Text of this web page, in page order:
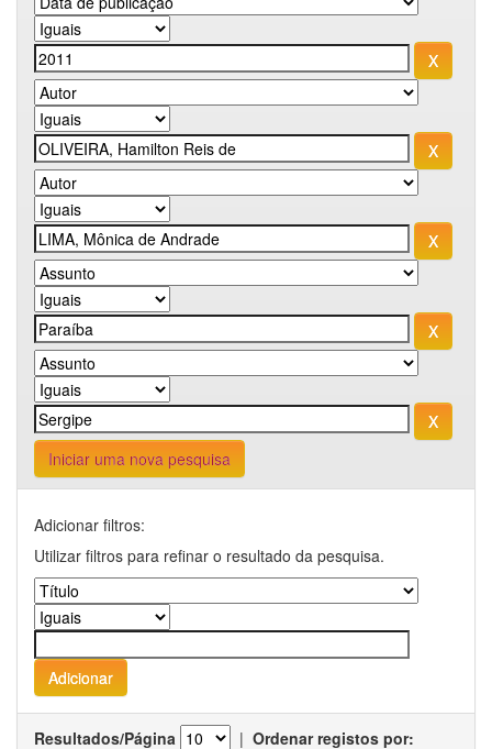
Iniciar uma nova pesquisa
Adicionar filtros:
Utilizar filtros para refinar o resultado da pesquisa.
Resultados/Página | Ordenar registos por: